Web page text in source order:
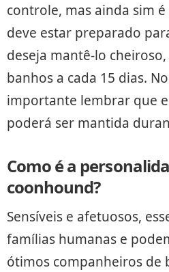
controle, mas ainda sim
deve estar preparado
deseja mantê-lo
banhos a cada 15 dias.
importante lembrar que
poderá ser mantida
Como é a
coonhound?
Sensíveis e afetuosos,
famílias humanas e
ótimos companheiros de